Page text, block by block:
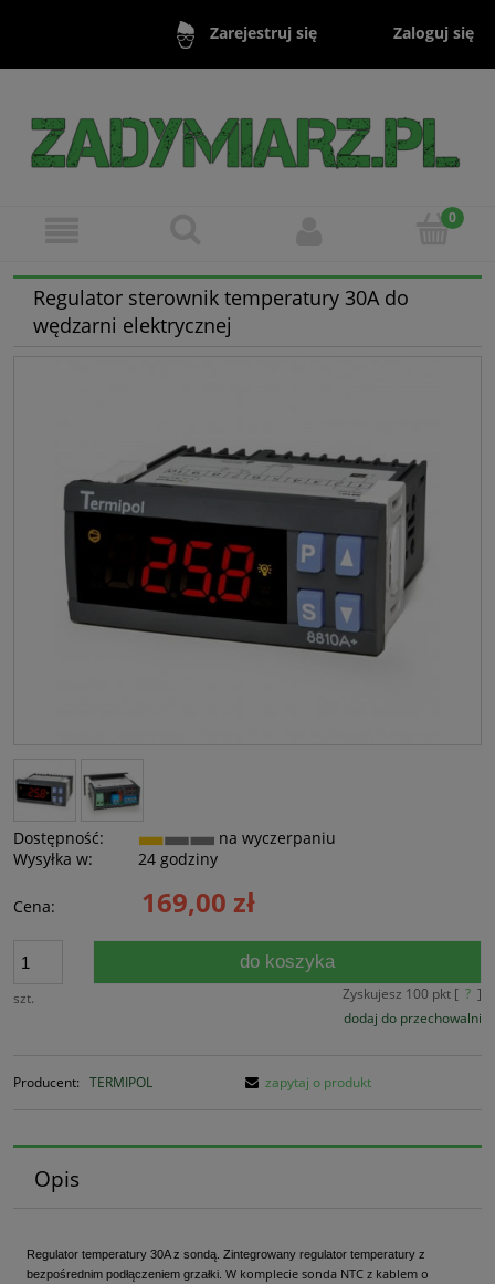
Zarejestruj się Zaloguj się
Regulator sterownik temperatury 30A do
wędzarni elektrycznej
Dostępność:
na wyczerpaniu
Wysyłka w:
24 godziny
Cena: 169,00 zł
szt.
do koszyka
Zyskujesz 100 pkt [ ? ]
dodaj do przechowalni
Producent: TERMIPOL zapytaj o produkt
Opis
Regulator temperatury 30A z sondą. Zintegrowany regulator temperatury z
bezpośrednim podłączeniem grzałki. W komplecie sonda NTC z kablem o